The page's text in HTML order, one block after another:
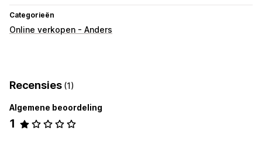
Categorieën
Online verkopen - Anders
Recensies (1)
Algemene beoordeling
1